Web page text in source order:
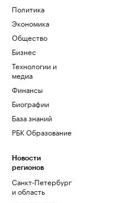
Политика
Экономика
Общество
Бизнес
Технологии и
медиа
Финансы
Биографии
База знаний
РБК Образование
Новости
регионов
Санкт-Петербург
и область